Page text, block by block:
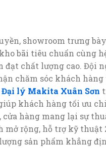
showroom trưng
bãi tiêu chuẩn cùng
đạt chất lượng cao. Đội
chăm sóc khách
Đại lý Makita Xuân Sơn
khách hàng tối ưu
hàng mang lại sự
mở rộng, hỗ trợ kỹ
sản phẩm khẳng